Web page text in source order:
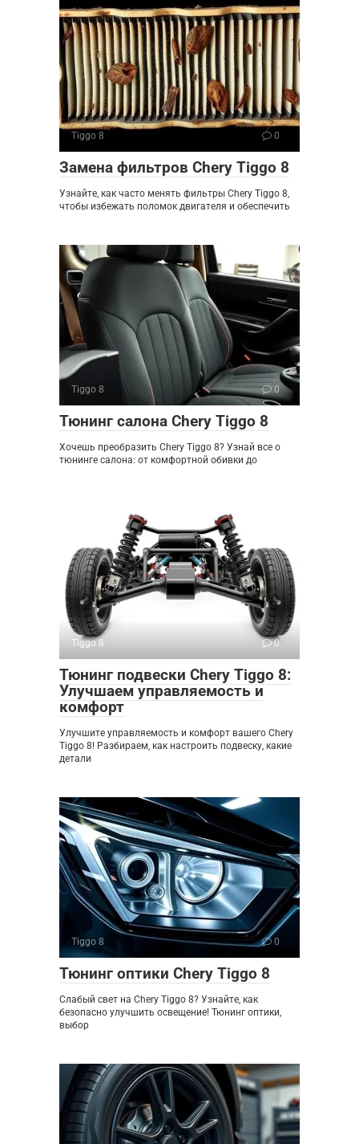
Tiggo 8 0
Замена фильтров Chery Tiggo 8
Узнайте, как часто менять фильтры Chery Tiggo 8,
чтобы избежать поломок двигателя и обеспечить
Tiggo 8 0
Тюнинг салона Chery Tiggo 8
Хочешь преобразить Chery Tiggo 8? Узнай все о
тюнинге салона: от комфортной обивки до
Tiggo 8 0
Тюнинг подвески Chery Tiggo 8:
Улучшаем управляемость и
комфорт
Улучшите управляемость и комфорт вашего Chery
Tiggo 8! Разбираем, как настроить подвеску, какие
детали
Tiggo 8 0
Тюнинг оптики Chery Tiggo 8
Слабый свет на Chery Tiggo 8? Узнайте, как
безопасно улучшить освещение! Тюнинг оптики,
выбор